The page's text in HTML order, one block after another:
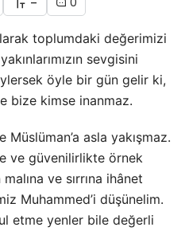
toplumdaki değerimizi
sevgisini
öyle bir gün gelir ki,
bize kimse inanmaz.
asla yakışmaz.
ve güvenilirlikte örnek
ve sırrına ihânet
Muhammed’i düşünelim.
etme yenler bile değerli